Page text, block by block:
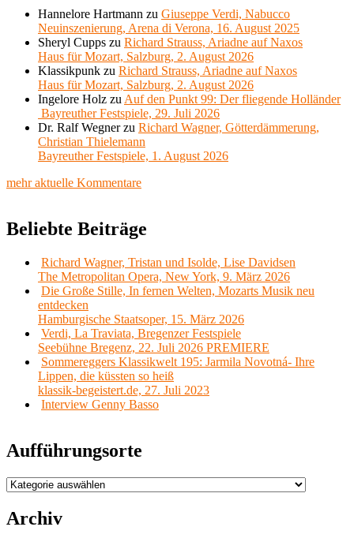
Hannelore Hartmann zu Giuseppe Verdi, Nabucco
Neuinszenierung, Arena di Verona, 16. August 2025
Sheryl Cupps zu Richard Strauss, Ariadne auf Naxos
Haus für Mozart, Salzburg, 2. August 2026
Klassikpunk zu Richard Strauss, Ariadne auf Naxos
Haus für Mozart, Salzburg, 2. August 2026
Ingelore Holz zu Auf den Punkt 99: Der fliegende Holländer
Bayreuther Festspiele, 29. Juli 2026
Dr. Ralf Wegnerzu Richard Wagner, Götterdämmerung,
Christian Thielemann
Bayreuther Festspiele, 1. August 2026
mehr aktuelle Kommentare
Beliebte Beiträge
Richard Wagner, Tristan und Isolde, Lise Davidsen
The Metropolitan Opera, New York, 9. März 2026
Die Große Stille, In fernen Welten, Mozarts Musik neu
entdecken
Hamburgische Staatsoper, 15. März 2026
Verdi, La Traviata, Bregenzer Festspiele
Seebühne Bregenz, 22. Juli 2026 PREMIERE
Sommereggers Klassikwelt 195: Jarmila Novotná- Ihre
Lippen, die küssten so heiß
klassik-begeistert.de, 27. Juli 2023
Interview Genny Basso
Aufführungsorte
Aufführungsorte
Archiv